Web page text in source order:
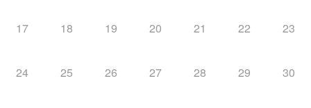
17 18 19 20 21 22 23
24 25 26 27 28 29 30